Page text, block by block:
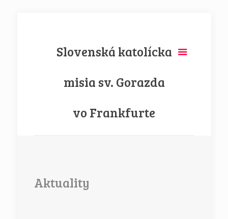
Slovenská katolícka
misia sv. Gorazda
vo Frankfurte
Aktuality